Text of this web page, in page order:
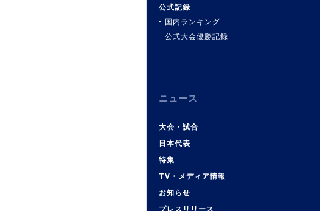
公式記録
国内ランキング
公式大会優勝記録
ニュース
大会・試合
日本代表
特集
TV・メディア情報
お知らせ